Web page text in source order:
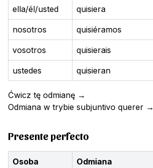
ella/él/usted quisiera
nosotros quisiéramos
vosotros quisierais
ustedes quisieran
Ćwicz tę odmianę →
Odmiana w trybie subjuntivo querer →
Presente perfecto
Osoba Odmiana